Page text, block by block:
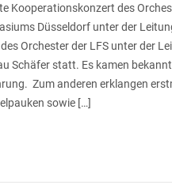
Kooperationskonzert des
Düsseldorf unter der
Orchester der LFS unter der
Schäfer statt. Es kamen
Zum anderen erklangen
sowie […]